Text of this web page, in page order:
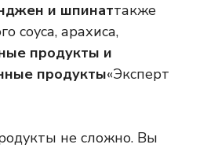
и шпинаттакже
соуса, арахиса,
продукты и
продукты«Эксперт
не сложно. Вы